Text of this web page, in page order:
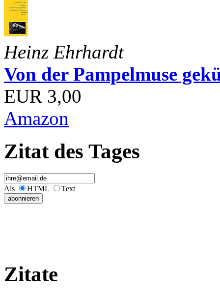
Heinz Ehrhardt
Von der Pampelmuse
EUR 3,00
Amazon
Zitat des Tages
Als HTML Text
Zitate